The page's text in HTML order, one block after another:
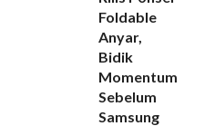
Foldable
Anyar,
Bidik
Momentum
Sebelum
Samsung